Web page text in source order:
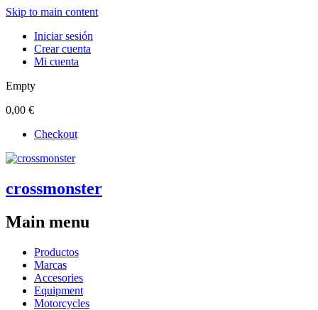
Skip to main content
Iniciar sesión
Crear cuenta
Mi cuenta
Empty
0,00 €
Checkout
crossmonster
Main menu
Productos
Marcas
Accesories
Equipment
Motorcycles